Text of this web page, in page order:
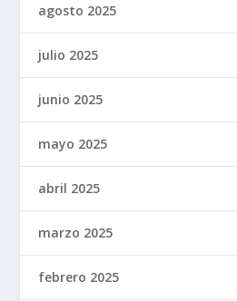
agosto 2025
julio 2025
junio 2025
mayo 2025
abril 2025
marzo 2025
febrero 2025